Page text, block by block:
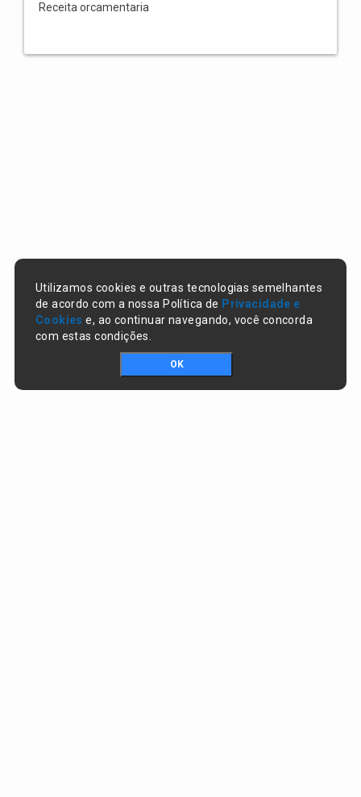
Receita orcamentaria
Utilizamos cookies e outras tecnologias semelhantes
de acordo com a nossa Política de Privacidade e
Cookies e, ao continuar navegando, você concorda
com estas condições.
OK